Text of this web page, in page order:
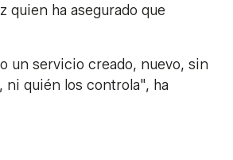
quien ha asegurado que
un servicio creado, nuevo, sin
ni quién los controla", ha